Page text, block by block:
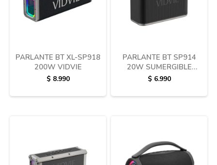
PARLANTE BT XL-SP918
200W VIDVIE
$ 8.990
PARLANTE BT SP914
20W SUMERGIBLE
VIDVIE
$ 6.990
Bicicletas y más